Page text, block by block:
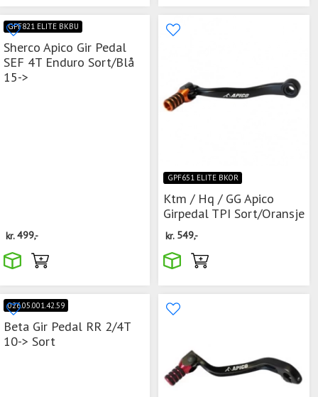
GPF821 ELITE BKBU
Sherco Apico Gir Pedal
SEF 4T Enduro Sort/Blå
15->
kr.499,-
GPF651 ELITE BKOR
Ktm / Hq / GG Apico
Girpedal TPI Sort/Oransje
kr. 549,-
026.05.001.42.59
Beta Gir Pedal RR 2/4T
10-> Sort